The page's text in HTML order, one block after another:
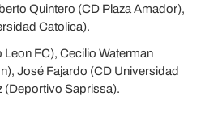
Quintero (CD Plaza Amador),
Catolica).
Leon FC), Cecilio Waterman
José Fajardo (CD Universidad
(Deportivo Saprissa).